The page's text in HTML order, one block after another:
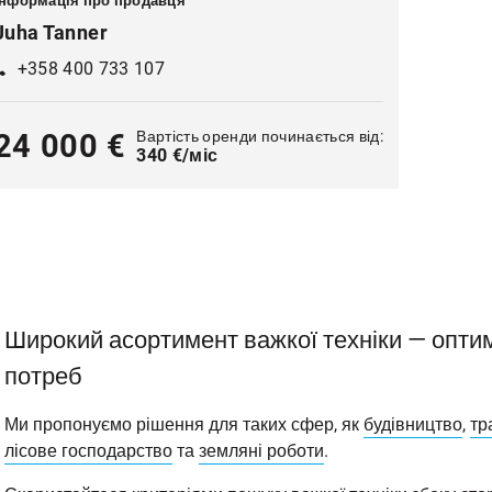
Tanner
+358 400 733 107
000 € Вартість оренди починається від:
340 €/міс
Широкий асортимент важкої техніки —
потреб
Ми пропонуємо рішення для таких сфер, як будівництво,
лісове господарство та земляні роботи.